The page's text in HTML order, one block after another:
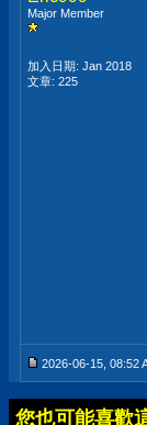
Major Member
加入日期: Jan 2018
文章: 225
2026-06-15, 08:52
您也可能喜歡